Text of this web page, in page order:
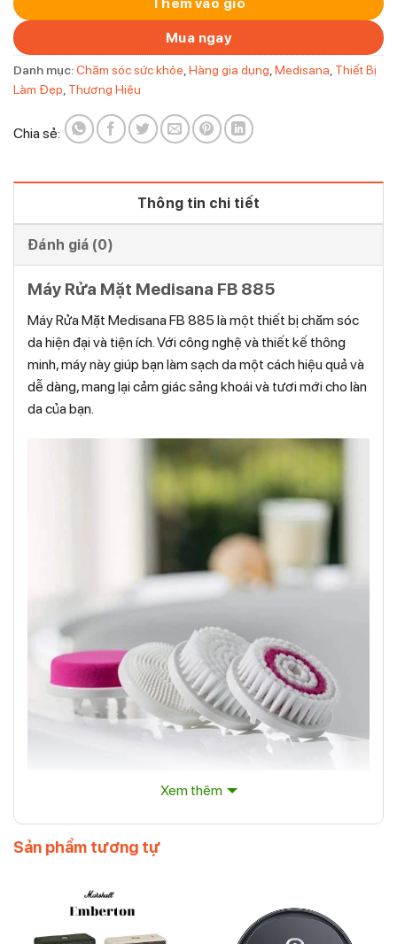
Mua ngay
Danh mục:Chăm sóc sức khỏe Hàng gia dụng Medisana Thiết Bị
Làm Đẹp Thương Hiệu
Chia sẻ:
Thông tin chi tiết
Đánh giá (0)
Máy Rửa Mặt Medisana FB 885
Máy Rửa Mặt Medisana FB 885 là một thiết bị chăm sóc
da hiện đại và tiện ích. Với công nghệ và thiết kế thông
minh, máy này giúp bạn làm sạch da một cách hiệu quả và
dễ dàng, mang lại cảm giác sảng khoái và tươi mới cho làn
da của bạn.
Máy Rửa Mặt Medisana FB 885 có các chức năng và tính
nhau. Nó được trang bị với các đầu chổi mềm mại và nhẹ
nhàng, giúp loại bỏ bụi bẩn, tạp chất và tế bào chết trên
da một cách nhẹ nhàng. Đồng thời, máy cũng cung cấp
Xem thêm
Sản phẩm tương tự